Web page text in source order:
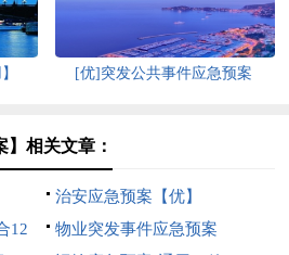
[优]突发公共事件应急预案
】相关文章：
治安应急预案【优】
12
物业突发事件应急预案